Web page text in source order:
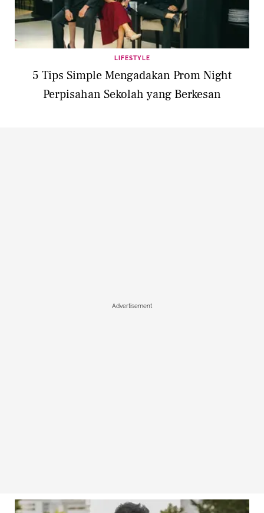
LIFESTYLE
5 Tips Simple Mengadakan Prom Night
Perpisahan Sekolah yang Berkesan
Advertisement